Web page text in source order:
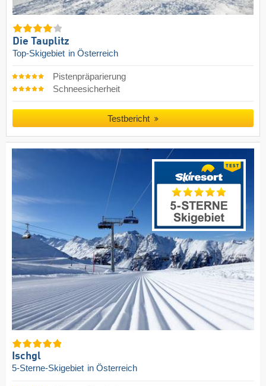
Die Tauplitz
Top-Skigebiet in Österreich
Pistenpräparierung
Schneesicherheit
Testbericht
Ischgl
5-Sterne-Skigebiet in Österreich